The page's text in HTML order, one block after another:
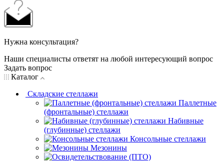
Нужна консультация?
Наши специалисты ответят на любой интересующий вопрос
Задать вопрос
Каталог
Складские стеллажи
Паллетные
(фронтальные) стеллажи
Набивные
(глубинные) стеллажи
Консольные стеллажи
Мезонины